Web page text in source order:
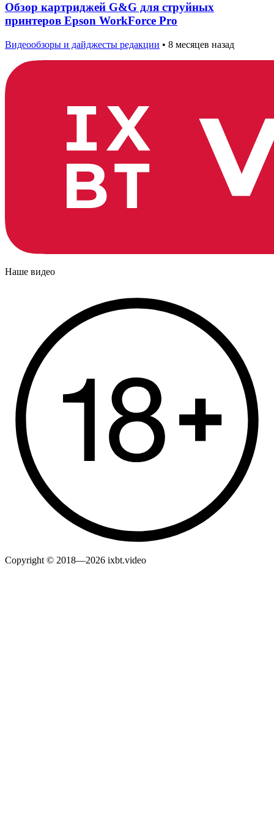
Обзор картриджей G&G для струйных
принтеров Epson WorkForce Pro
Видеообзоры и дайджесты редакции • 8 месяцев назад
Наше видео
Copyright © 2018—2026 ixbt.video